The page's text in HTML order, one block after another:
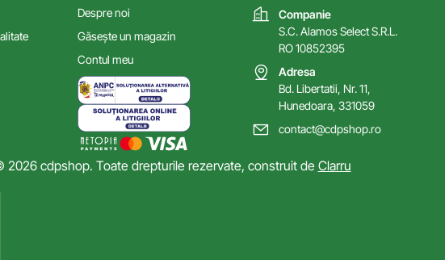
Despre noi
Găsește un magazin
Contul meu
Companie
S.C. Alamos Select S.R.L.
RO 10852395
Adresa
Bd. Libertatii, Nr. 11,
Hunedoara, 331059
contact@cdpshop.ro
2026 cdpshop. Toate drepturile rezervate, construit de Clarru